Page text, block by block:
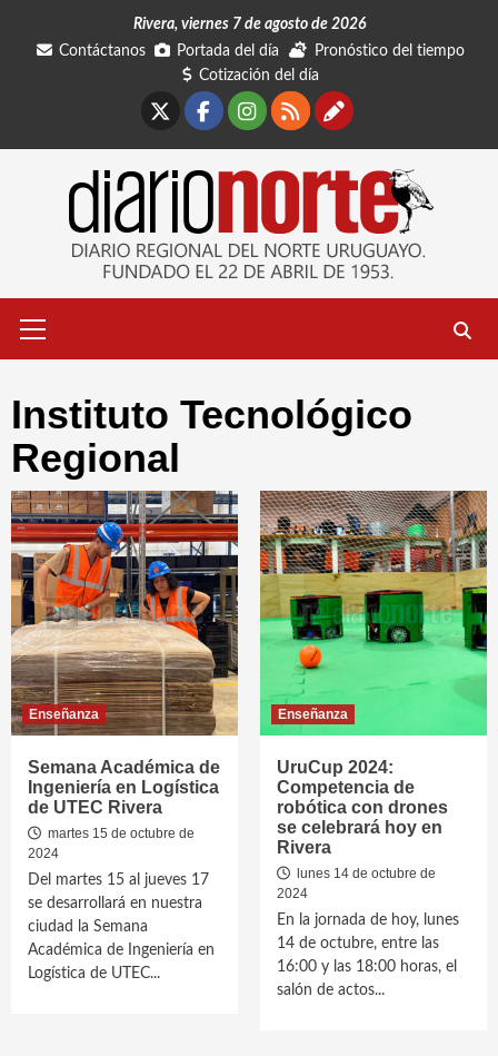
Rivera, viernes 7 de agosto de 2026
Contáctanos
Portada del día
Pronóstico del tiempo
Cotización del día
Facebook
Instagram
RSSContáctanos
primario
Instituto Tecnológico
Regional
Enseñanza
Semana Académica de
Ingeniería en Logística
de UTEC Rivera
martes 15 de octubre de
2024
Del martes 15 al jueves 17
se desarrollará en nuestra
ciudad la Semana
Académica de Ingeniería en
Logística de UTEC...
Enseñanza
UruCup 2024:
Competencia de
robótica con drones
se celebrará hoy en
Rivera
lunes 14 de octubre de
2024
En la jornada de hoy, lunes
14 de octubre, entre las
16:00 y las 18:00 horas, el
salón de actos...